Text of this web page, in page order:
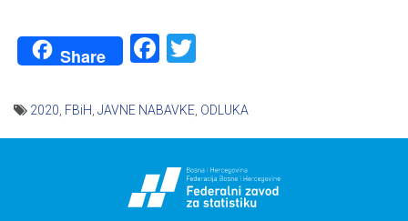
Share Facebook
2020 FBiH JAVNE NABAVKE ODLUKA